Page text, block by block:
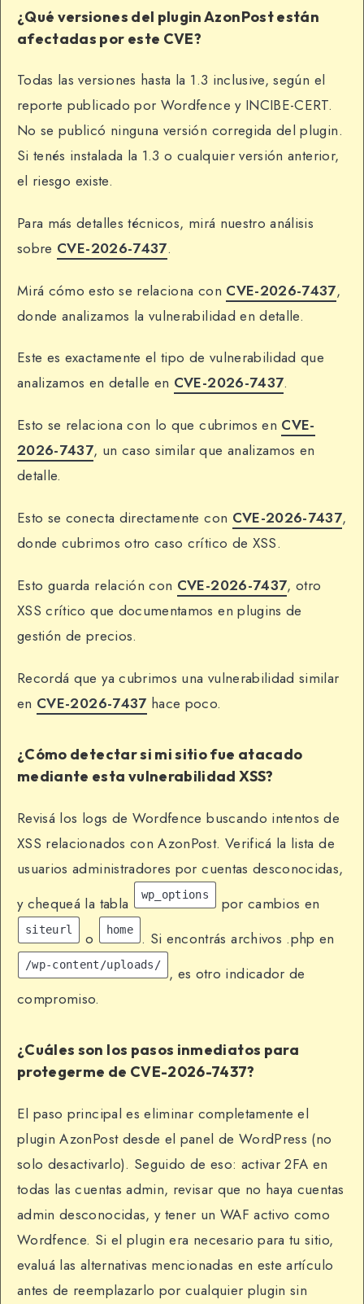
¿Qué versiones del plugin AzonPost están
afectadas por este CVE?
Todas las versiones hasta la 1.3 inclusive, según el
reporte publicado por Wordfence y INCIBE-CERT.
No se publicó ninguna versión corregida del plugin.
Si tenés instalada la 1.3 o cualquier versión anterior,
el riesgo existe.
Para más detalles técnicos, mirá nuestro análisis
sobre CVE-2026-7437.
Mirá cómo esto se relaciona con CVE-2026-7437,
donde analizamos la vulnerabilidad en detalle.
Este es exactamente el tipo de vulnerabilidad que
analizamos en detalle en CVE-2026-7437.
Esto se relaciona con lo que cubrimos en CVE-
2026-7437, un caso similar que analizamos en
detalle.
Esto se conecta directamente con CVE-2026-7437,
donde cubrimos otro caso crítico de XSS.
Esto guarda relación con CVE-2026-7437, otro
XSS crítico que documentamos en plugins de
gestión de precios.
Recordá que ya cubrimos una vulnerabilidad similar
en CVE-2026-7437 hace poco.
¿Cómo detectar si mi sitio fue atacado
mediante esta vulnerabilidad XSS?
Revisá los logs de Wordfence buscando intentos de
XSS relacionados con AzonPost. Verificá la lista de
usuarios administradores por cuentas desconocidas,
y chequeá la tabla
wp_options por cambios en
siteurl o home . Si encontrás archivos .php en
/wp-content/uploads/
, es otro indicador de
compromiso.
¿Cuáles son los pasos inmediatos para
protegerme de CVE-2026-7437?
El paso principal es eliminar completamente el
plugin AzonPost desde el panel de WordPress (no
solo desactivarlo). Seguido de eso: activar 2FA en
todas las cuentas admin, revisar que no haya cuentas
admin desconocidas, y tener un WAF activo como
Wordfence. Si el plugin era necesario para tu sitio,
evaluá las alternativas mencionadas en este artículo
antes de reemplazarlo por cualquier plugin sin